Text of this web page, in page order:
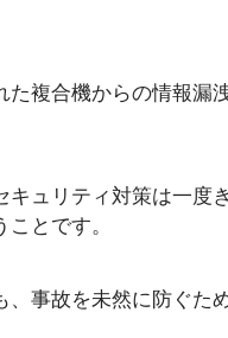
複合機からの情報漏
ュリティ対策は一度
とです。
事故を未然に防ぐた